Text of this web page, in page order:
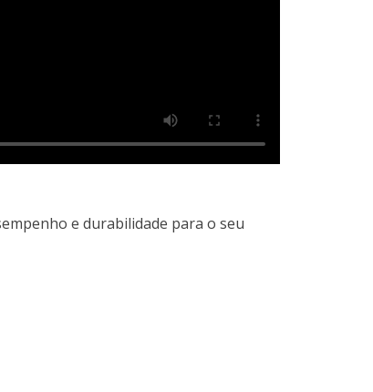
e durabilidade para o seu